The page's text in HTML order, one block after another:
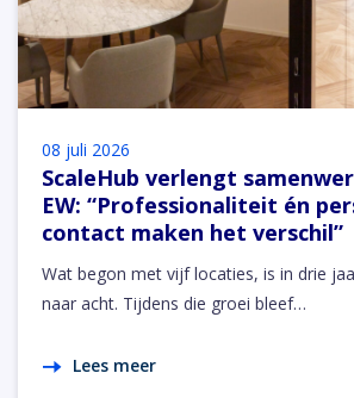
08 juli 2026
ScaleHub verlengt
EW: “Professionaliteit én
contact maken het verschil”
Wat begon met vijf locaties, is in drie
naar acht. Tijdens die groei bleef…
Lees meer